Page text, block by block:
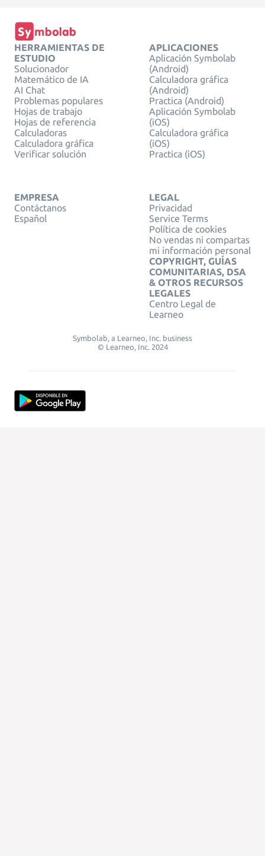
HERRAMIENTAS DE
ESTUDIO
Solucionador
Matemático de IA
AI Chat
Problemas populares
Hojas de trabajo
Hojas de referencia
Calculadoras
Calculadora gráfica
Verificar solución
APLICACIONES
Aplicación Symbolab
(Android)
Calculadora gráfica
(Android)
Practica (Android)
Aplicación Symbolab
(iOS)
Calculadora gráfica
(iOS)
Practica (iOS)
EMPRESA
Contáctanos
Español
LEGAL
Privacidad
Service Terms
Política de cookies
No vendas ni compartas
mi información personal
COPYRIGHT, GUÍAS
COMUNITARIAS, DSA
& OTROS RECURSOS
LEGALES
Centro Legal de
Learneo
Symbolab, a Learneo, Inc. business
© Learneo, Inc. 2024